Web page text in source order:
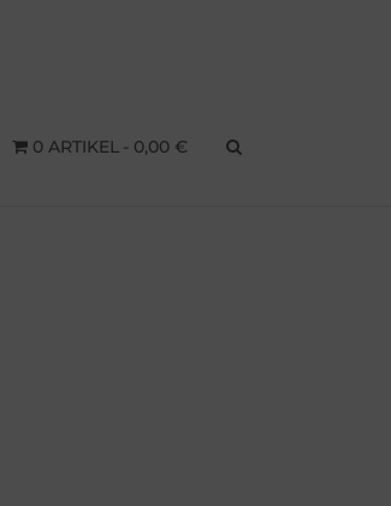
0 ARTIKEL 0,00 €
SEARCH